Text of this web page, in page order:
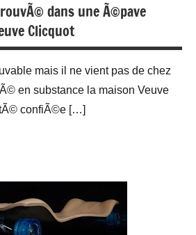
dans une Ã©pave
Clicquot
mais il ne vient pas de chez
en substance la maison Veuve
confiÃ©e […]